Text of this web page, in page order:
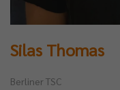
Silas Thomas
Berliner TSC